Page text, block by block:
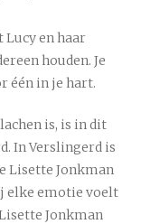
en haar
houden. Je
één in je hart.
is, is in dit
In Verslingerd is
Lisette Jonkman
elke emotie voelt
Jonkman